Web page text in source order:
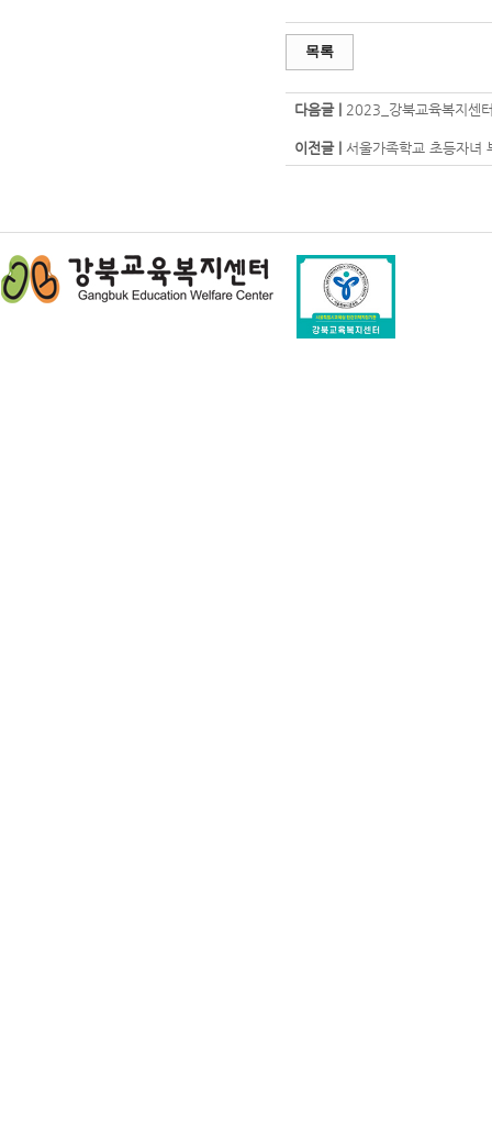
목록
다음글 | 2023_강북교육복지센
이전글 | 서울가족학교 초등자녀